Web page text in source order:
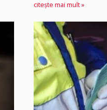
citește mai mult »